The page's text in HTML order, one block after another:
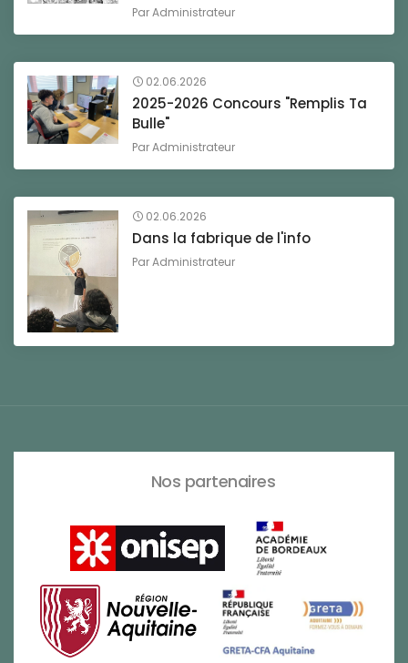
ParAdministrateur
02.06.2026
2025-2026 Concours "Remplis Ta
Bulle"
ParAdministrateur
02.06.2026
Dans la fabrique de l'info
ParAdministrateur
Nos partenaires